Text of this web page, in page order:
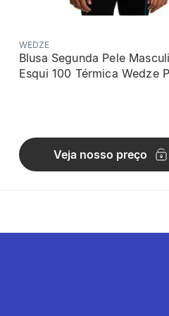
Manuseio
Os furos na raquete garantem
WEDZE
Blusa Segunda Pele
Esqui 100 Térmica Wedze
Veja nosso preço